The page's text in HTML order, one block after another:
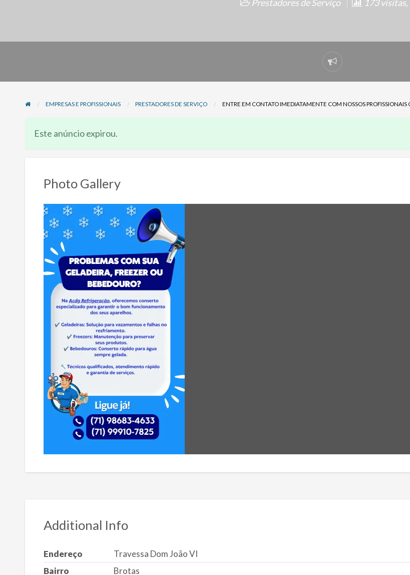
Prestadores de Serviço 173
Denunciar
problema
EMPRESAS E PROFISSIONAIS PRESTADORES DE SERVIÇO ENTRE EM CONTATO IMEDIATAMENTE COM NOSSOS PROFISSIONAIS
Este anúncio expirou.
Photo Gallery
Additional Info
Endereço
Travessa Dom João VI
Bairro
Brotas